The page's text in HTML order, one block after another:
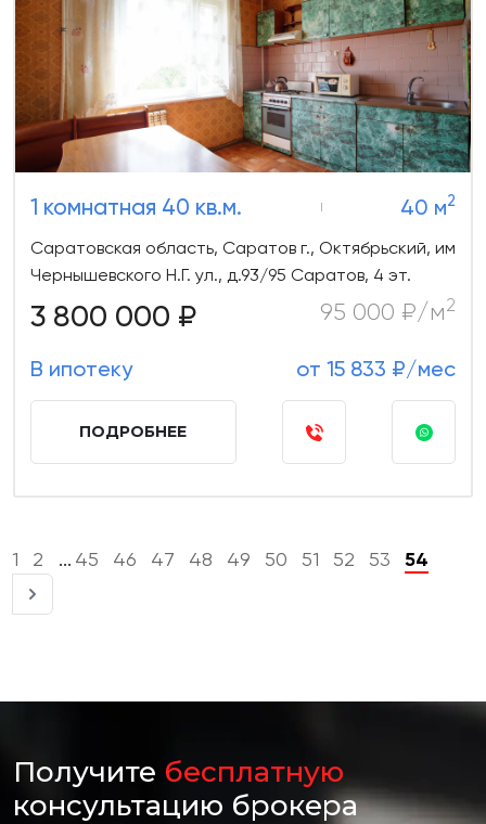
1 комнатная 40 кв.м. 40 м2
Саратовская область, Саратов г., Октябрьский, им
Чернышевского Н.Г. ул., д.93/95 Саратов, 4 эт.
3 800 000 ₽ 95 000 ₽/м2
В ипотеку от 15 833 ₽/мес
ПОДРОБНЕЕ
1 2 ... 45 46 47 48 49 50 51 52 53 54
Получите бесплатную
консультацию брокера